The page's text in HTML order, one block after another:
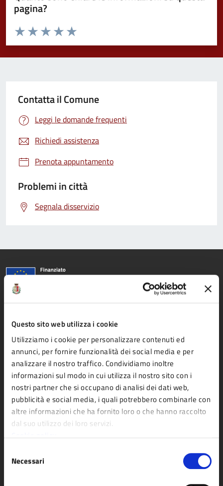
Questo sito web utilizza i cookie
Utilizziamo i cookie per personalizzare contenuti ed
annunci, per fornire funzionalità dei social media e per
analizzare il nostro traffico. Condividiamo inoltre
informazioni sul modo in cui utilizza il nostro sito con i
nostri partner che si occupano di analisi dei dati web,
pubblicità e social media, i quali potrebbero combinarle con
altre informazioni che ha fornito loro o che hanno raccolto
dal suo utilizzo dei loro servizi.
delNecessari
pagina?
Valuta da 1 a 5 stelle la pagina
Valuta 5 stelle su 5
Valuta 4 stelle su 5
Valuta 3 stelle su 5
Valuta 2 stelle su 5
Valuta 1 stelle su 5
Contatta il Comune
Leggi le domande frequenti
Richiedi assistenza
Prenota appuntamento
Problemi in città
Segnala disservizio
Comune di Fidenza
AMMINISTRAZIONE
Organi di governo
Aree amministrative
Uffici
Enti e fondazioni
Politici